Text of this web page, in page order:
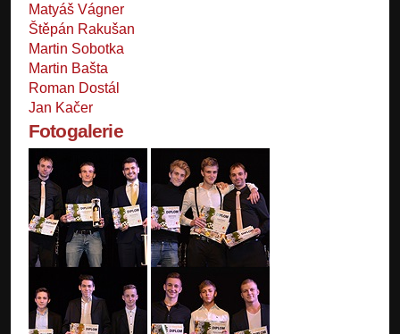
Matyáš Vágner
Štěpán Rakušan
Martin Sobotka
Martin Bašta
Roman Dostál
Jan Kačer
Fotogalerie